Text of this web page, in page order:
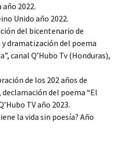
2022.
Unido año 2022.
del bicentenario de
dramatización del poema
canal Q’Hubo Tv (Honduras),
de los 202 años de
del poema “El
TV año 2023.
la vida sin poesía? Año